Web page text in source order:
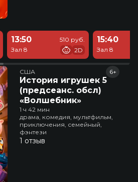
13:50
Зал 8
510 руб.
2D
15:40
Зал 8
США
История игрушек 5
(предсеанс. обсл)
«Волшебник»
6+
1 ч 42 мин
драма, комедия, мультфильм,
приключения, семейный,
фэнтези
1 отзыв